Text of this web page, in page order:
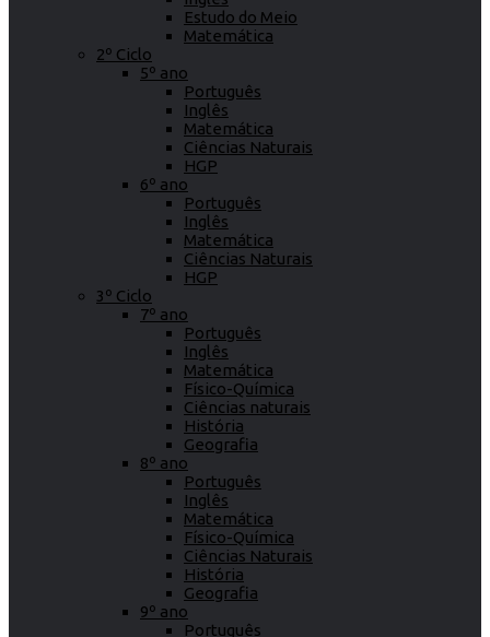
Estudo do Meio
Matemática
2º Ciclo
5º ano
Português
Inglês
Matemática
Ciências Naturais
HGP
6º ano
Português
Inglês
Matemática
Ciências Naturais
HGP
3º Ciclo
7º ano
Português
Inglês
Matemática
Físico-Química
Ciências naturais
História
Geografia
8º ano
Português
Inglês
Matemática
Físico-Química
Ciências Naturais
História
Geografia
9º ano
Português